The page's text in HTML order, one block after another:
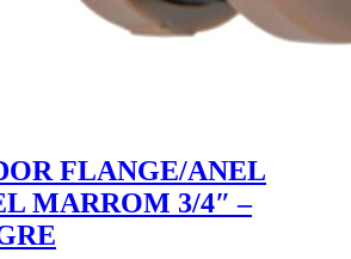
FLANGE/ANEL
MARROM 3/4″ –